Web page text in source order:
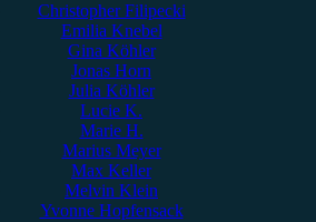
Christopher Filipecki
Emilia Knebel
Gina Köhler
Jonas Horn
Julia Köhler
Lucie K.
Marie H.
Marius Meyer
Max Keller
Melvin Klein
Yvonne Hopfensack